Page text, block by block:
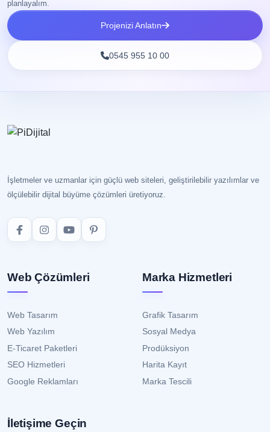
planlayalım.
Projenizi Anlatın
0545 955 10 00
İşletmeler ve uzmanlar için güçlü web siteleri, geliştirilebilir yazılımlar ve
ölçülebilir dijital büyüme çözümleri üretiyoruz.
Web Çözümleri
Web Tasarım
Web Yazılım
E-Ticaret Paketleri
SEO Hizmetleri
Google Reklamları
Marka Hizmetleri
Grafik Tasarım
Sosyal Medya
Prodüksiyon
Harita Kayıt
Marka Tescili
İletişime Geçin